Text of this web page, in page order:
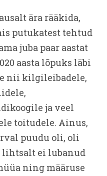
ära rääkida,
putukatest tehtud
juba paar aastat
aasta lõpuks läbi
nii kilgileibadele,
ja veel
toitudele. Ainus,
puudu oli, oli
lihtsalt ei lubanud
ning määruse